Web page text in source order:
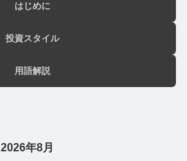
はじめに
投資スタイル
用語解説
2026年8月